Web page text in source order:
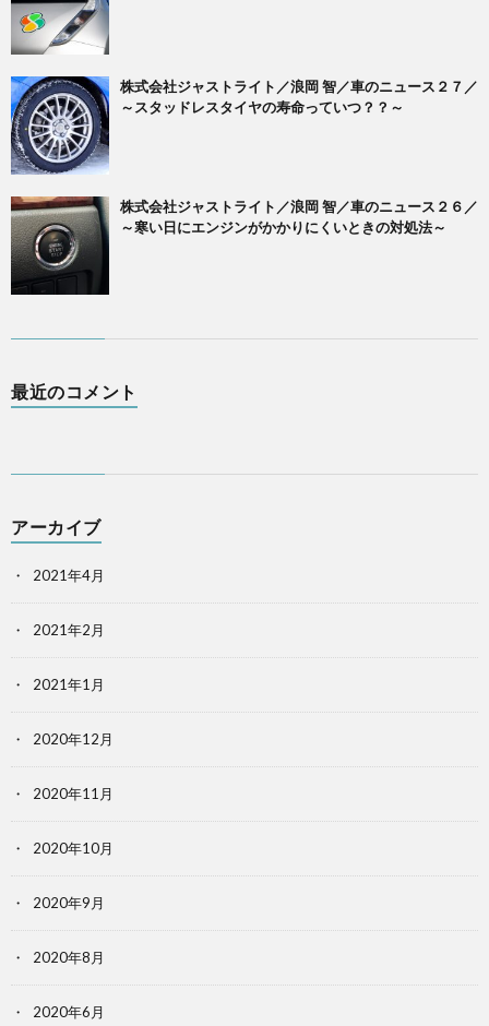
株式会社ジャストライト／浪岡 智／車のニュース２７／
～スタッドレスタイヤの寿命っていつ？？～
株式会社ジャストライト／浪岡 智／車のニュース２６／
～寒い日にエンジンがかかりにくいときの対処法～
最近のコメント
アーカイブ
2021年4月
2021年2月
2021年1月
2020年12月
2020年11月
2020年10月
2020年9月
2020年8月
2020年6月